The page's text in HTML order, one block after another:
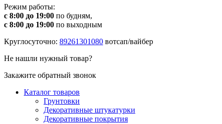
Режим работы:
с 8:00 до 19:00 по будням,
с 8:00 до 19:00 по выходным
Круглосуточно: 89261301080 вотсап/вайбер
Не нашли нужный товар?
Закажите обратный звонок
Каталог товаров
Грунтовки
Декоративные штукатурки
Декоративные покрытия